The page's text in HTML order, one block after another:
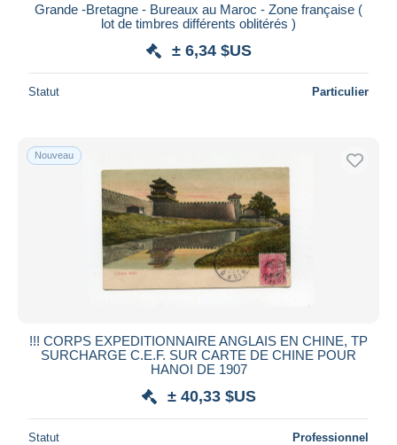
Grande -Bretagne - Bureaux au Maroc - Zone française (
lot de timbres différents oblitérés )
± 6,34 $US
Statut Particulier
Nouveau
!!! CORPS EXPEDITIONNAIRE ANGLAIS EN CHINE, TP
SURCHARGE C.E.F. SUR CARTE DE CHINE POUR
HANOI DE 1907
± 40,33 $US
Statut Professionnel